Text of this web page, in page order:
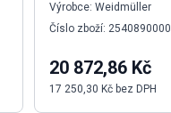
Výrobce: Weidmüller
Číslo zboží: 2540890000
20 872,86 Kč
17 250,30 Kč bez DPH